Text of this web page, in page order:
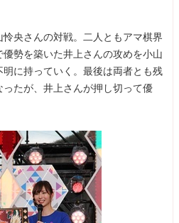
央さんの対戦。二人ともアマ棋界
勢を築いた井上さんの攻めを小山
に持っていく。最後は両者とも残
ったが、井上さんが押し切って優